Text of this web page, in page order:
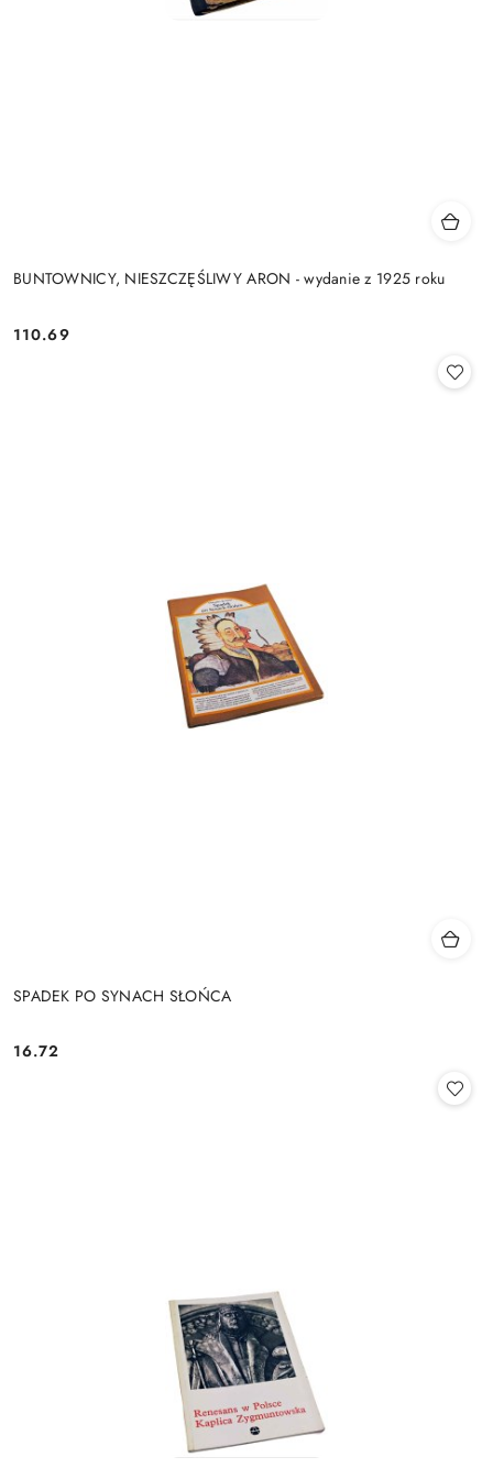
BUNTOWNICY, NIESZCZĘŚLIWY ARON - wydanie z 1925 roku
Cena:
110.69
SPADEK PO SYNACH SŁOŃCA
Cena:
16.72